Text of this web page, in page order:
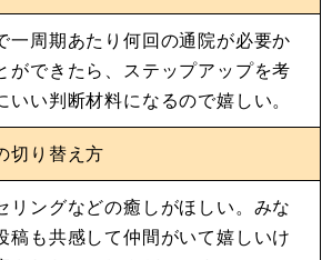
一周期あたり何回の通院が必要か
ができたら、ステップアップを考
いい判断材料になるので嬉しい。
切り替え方
リングなどの癒しがほしい。みな
稿も共感して仲間がいて嬉しいけ